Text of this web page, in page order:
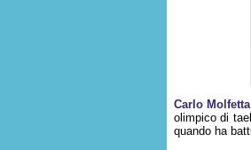
Carlo Molfetta
olimpico di
quando ha